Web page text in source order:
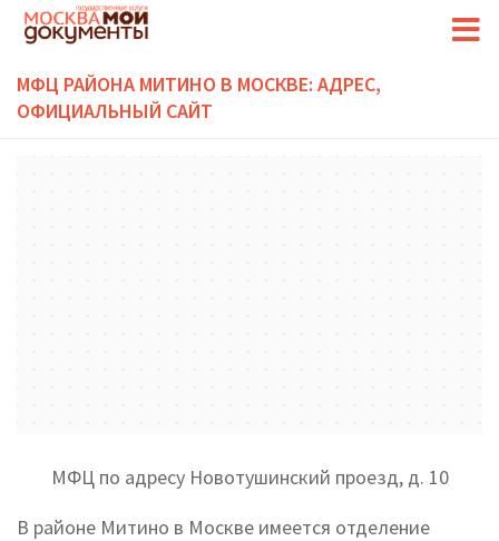
МФЦ РАЙОНА МИТИНО В МОСКВЕ: АДРЕС,
ОФИЦИАЛЬНЫЙ САЙТ
МФЦ по адресу Новотушинский проезд, д. 10
В районе Митино в Москве имеется отделение